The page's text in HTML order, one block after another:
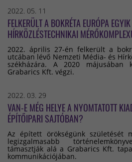
2022. 05. 11
FELKERÜLT A BOKRÉTA EURÓPA
HÍRKÖZLÉSTECHNIKAI
2022. április 27-én felkerült a
utcában lévő Nemzeti Média- és
székházára. A 2020 májusában
Grabarics Kft. végzi.
2022. 03. 29
VAN-E MÉG HELYE A NYOMTATOTT
ÉPÍTŐIPARI SAJTÓBAN?
Az épített örökségünk születését
legizgalmasabb
támasztják alá a Grabarics Kft.
kommunikációjában.